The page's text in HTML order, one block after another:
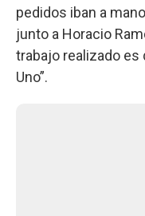
pedidos iban a
junto a Horacio
trabajo realizado
Uno”.